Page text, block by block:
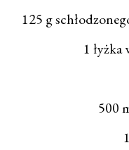
125 g
1
500